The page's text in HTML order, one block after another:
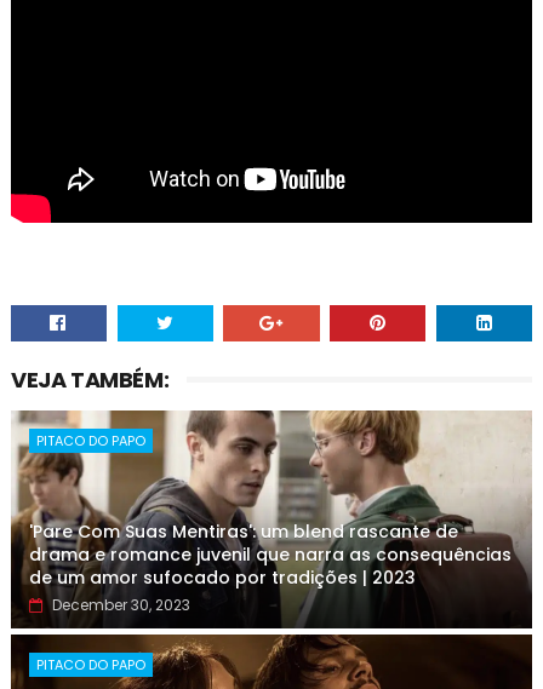
VEJA TAMBÉM:
PITACO DO PAPO
'Pare Com Suas Mentiras': um blend rascante de
drama e romance juvenil que narra as consequências
de um amor sufocado por tradições | 2023
December 30, 2023
PITACO DO PAPO